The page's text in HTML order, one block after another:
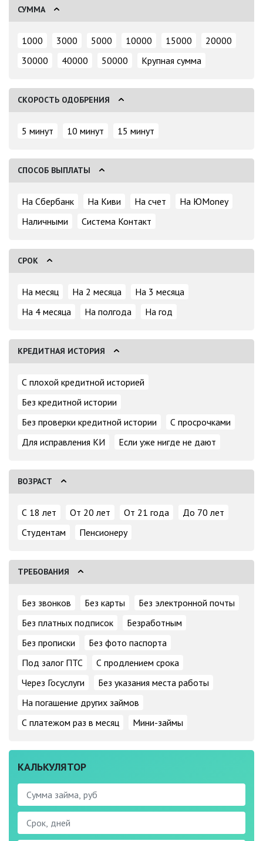
СУММА
1000 3000 5000 10000 15000
20000
30000
40000 50000 Крупная сумма
СКОРОСТЬ ОДОБРЕНИЯ
5 минут 10 минут 15 минут
СПОСОБ ВЫПЛАТЫ
На Сбербанк На Киви На счет
На ЮMoney
Наличными
Система Контакт
СРОК
На месяц На 2 месяца
На 3 месяца
На 4 месяца
На полгода На год
КРЕДИТНАЯ ИСТОРИЯ
С плохой кредитной историей
Без кредитной истории
Без проверки кредитной истории
С просрочками
Для исправления КИ
Если уже нигде не дают
ВОЗРАСТ
С 18 лет От 20 лет От 21 года
До 70 лет
Студентам
Пенсионеру
ТРЕБОВАНИЯ
Без звонков Без карты
Без электронной почты
Без платных подписок
Безработным
Без прописки
Без фото паспорта
Под залог ПТС
С продлением срока
Через Госуслуги
Без указания места работы
На погашение других займов
С платежом раз в месяц
Мини-займы
КАЛЬКУЛЯТОР